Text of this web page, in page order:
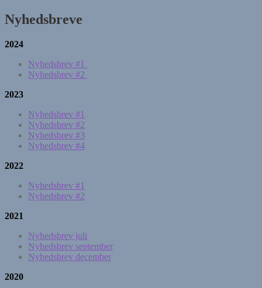
Nyhedsbreve
2024
Nyhedsbrev #1
Nyhedsbrev #2
2023
Nyhedsbrev #1
Nyhedsbrev #2
Nyhedsbrev #3
Nyhedsbrev #4
2022
Nyhedsbrev #1
Nyhedsbrev #2
2021
Nyhedsbrev juli
Nyhedsbrev september
Nyhedsbrev december
2020